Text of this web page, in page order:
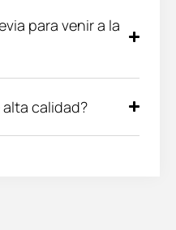
para venir a la
calidad?